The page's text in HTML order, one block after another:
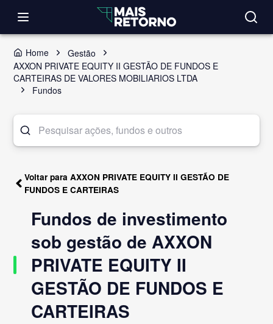
Home
Gestão
AXXON PRIVATE EQUITY II GESTÃO DE FUNDOS E
CARTEIRAS DE VALORES MOBILIARIOS LTDA
Fundos
Voltar para AXXON PRIVATE EQUITY II GESTÃO DE
FUNDOS E CARTEIRAS
Fundos de investimento
sob gestão de AXXON
PRIVATE EQUITY II
GESTÃO DE FUNDOS E
CARTEIRAS